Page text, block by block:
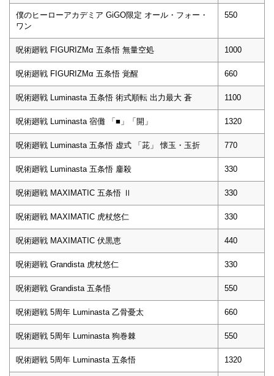
僕のヒーローアカデミア GiGO限定 オール・フォー・
ワン
550
呪術廻戦 FIGURIZMα 五条悟 無量空処 1000
呪術廻戦 FIGURIZMα 五条悟 覚醒 660
呪術廻戦 Luminasta 五条悟 術式順転 出力最大 蒼 1100
呪術廻戦 Luminasta 宿儺 「■」「開」 1320
呪術廻戦 Luminasta 五条悟 虚式 「茈」 懐玉・玉折 770
呪術廻戦 Luminasta 五条悟 鏖殺 330
呪術廻戦 MAXIMATIC 五条悟 Ⅱ 330
呪術廻戦 MAXIMATIC 虎杖悠仁 330
呪術廻戦 MAXIMATIC 伏黒恵 440
呪術廻戦 Grandista 虎杖悠仁 330
呪術廻戦 Grandista 五条悟 550
呪術廻戦 5周年 Luminasta 乙骨憂太 660
呪術廻戦 5周年 Luminasta 狗巻棘 550
呪術廻戦 5周年 Luminasta 五条悟 1320